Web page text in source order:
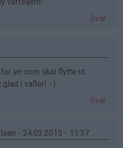
Svar
en som skal flytte ut
i vafler! :-)
Svar
- 24.03.2015 - 11:37